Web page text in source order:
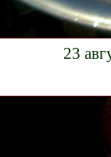
23